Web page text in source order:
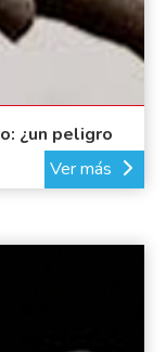
¿un peligro
Ver más